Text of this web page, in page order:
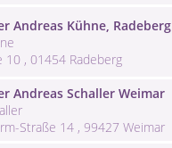
Andreas Kühne, Radeberg
10 , 01454 Radeberg
Andreas Schaller Weimar
Straße 14 , 99427 Weimar